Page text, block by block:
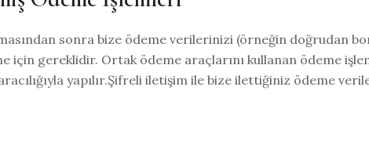
sonra bize ödeme verilerinizi (örneğin doğrudan
için gereklidir. Ortak ödeme araçlarını kullanan ödeme
yapılır.Şifreli iletişim ile bize ilettiğiniz ödeme